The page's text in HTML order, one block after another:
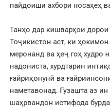
пайдоиши ахбори носаҳеҳ
Танҳо дар кишварҳои
Тоҷикистон аст, ки
меронанд ва ҳеҷ гоҳ худро
надониста, хурдтарин
ғайриқонунӣ ва
наметавонад. Гузашта аз
шаҳрвандон истифода